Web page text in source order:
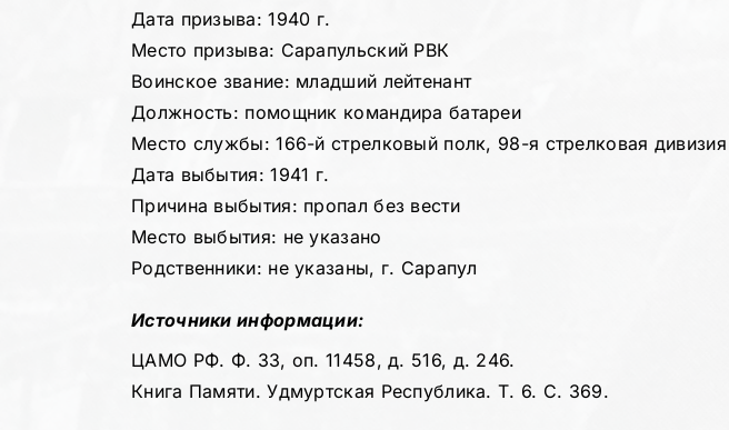
Дата призыва: 1940 г.
Место призыва: Сарапульский РВК
Воинское звание: младший лейтенант
Должность: помощник командира батареи
Место службы: 166-й стрелковый полк, 98-я стрелковая дивизия
Дата выбытия: 1941 г.
Причина выбытия: пропал без вести
Место выбытия: не указано
Родственники: не указаны, г. Сарапул
Источники информации:
ЦАМО РФ. Ф. 33, оп. 11458, д. 516, д. 246.
Книга Памяти. Удмуртская Республика. Т. 6. С. 369.